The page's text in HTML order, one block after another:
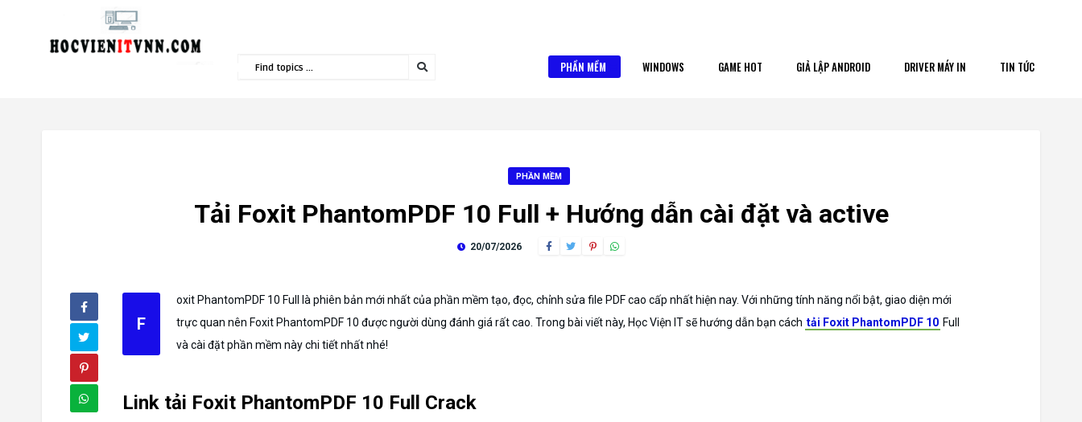
Popular Topics
PHẦN MỀM WINDOWS GAME HOT GIẢ LẬP ANDROID DRIVER MÁY IN TIN TỨC
PHẦN MỀM
Tải Foxit PhantomPDF 10 Full + Hướng dẫn cài đặt và active
20/07/2026
F
oxit PhantomPDF 10 Full là phiên bản mới nhất của phần mềm tạo, đọc, chỉnh sửa file PDF cao cấp nhất hiện nay. Với những tính năng nổi bật, giao diện mới
trực quan nên Foxit PhantomPDF 10 được người dùng đánh giá rất cao. Trong bài viết này, Học Viện IT sẽ hướng dẫn bạn cách tải Foxit PhantomPDF 10 Full
và cài đặt phần mềm này chi tiết nhất nhé!
Link tải Foxit PhantomPDF 10 Full Crack